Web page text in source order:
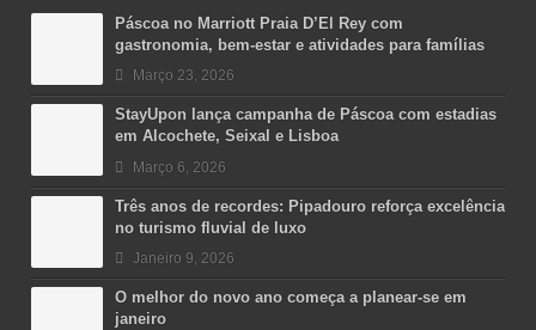
Páscoa no Marriott Praia D’El Rey com
gastronomia, bem-estar e atividades para famílias
Março 23, 2026
StayUpon lança campanha de Páscoa com estadias
em Alcochete, Seixal e Lisboa
Março 6, 2026
Três anos de recordes: Pipadouro reforça excelência
no turismo fluvial de luxo
Janeiro 9, 2026
O melhor do novo ano começa a planear-se em
janeiro